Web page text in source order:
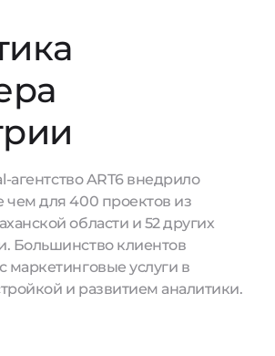
агентство ART6 внедрило
чем для 400 проектов из
области и 52 других
Большинство клиентов
маркетинговые услуги в
и развитием аналитики.